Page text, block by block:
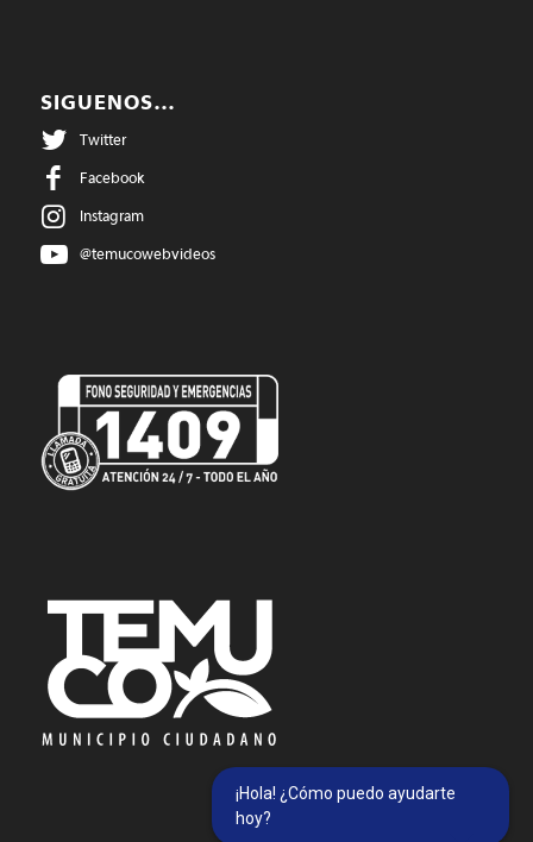
SIGUENOS…
Twitter
Facebook
Instagram
@temucowebvideos
¡Hola! ¿Cómo puedo ayudarte
hoy?